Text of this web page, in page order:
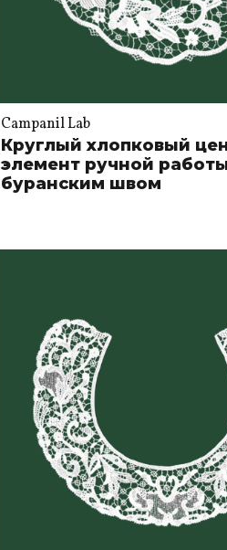
Campanil Lab
Круглый хлопковый
элемент ручной
буранским швом